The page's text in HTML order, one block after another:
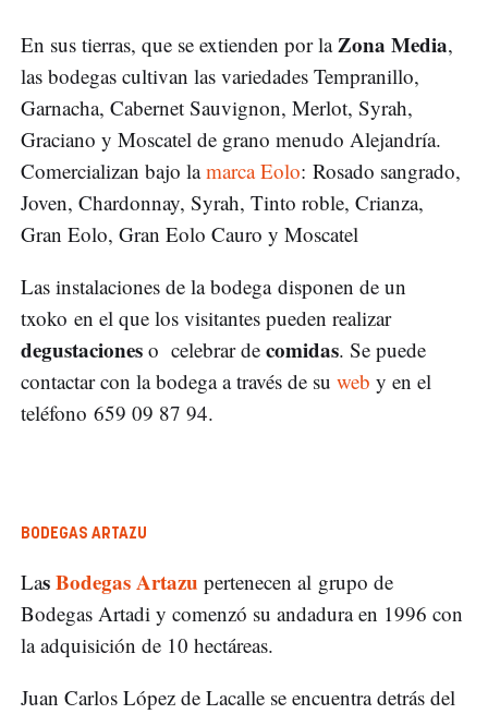
En sus tierras, que se extienden por laZona Media,
las bodegas cultivan las variedades Tempranillo,
Garnacha, Cabernet Sauvignon, Merlot, Syrah,
Graciano y Moscatel de grano menudo Alejandría.
Comercializan bajo lamarca Eolo: Rosado sangrado,
Joven, Chardonnay, Syrah, Tinto roble, Crianza,
Gran Eolo, Gran Eolo Cauro y Moscatel
Las instalaciones de la bodega disponen de un
txoko en el que los visitantes pueden realizar
degustaciones o celebrar de comidas. Se puede
contactar con la bodega a través de su web y en el
teléfono 659 09 87 94.
BODEGAS ARTAZU
LasBodegas Artazu pertenecen al grupo de
Bodegas Artadi y comenzó su andadura en 1996 con
la adquisición de 10 hectáreas.
Juan Carlos López de Lacalle se encuentra detrás del